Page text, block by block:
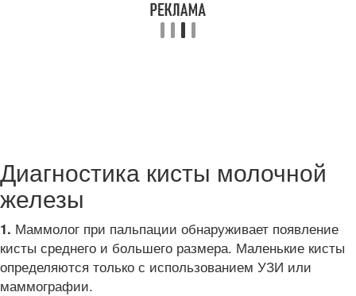
Диагностика кисты молочной
железы
1. Маммолог при пальпации обнаруживает появление
кисты среднего и большего размера. Маленькие кисты
определяются только с использованием УЗИ или
маммографии.